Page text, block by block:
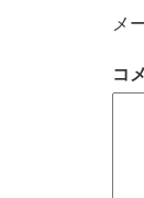
メ
コ